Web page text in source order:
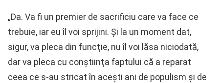
„Da. Va fi un premier de sacrificiu care va face ce
trebuie, iar eu îl voi sprijini. Şi la un moment dat,
sigur, va pleca din funcţie, nu îl voi lăsa niciodată,
dar va pleca cu conştiinţa faptului că a reparat
ceea ce s-au stricat în aceşti ani de populism şi de